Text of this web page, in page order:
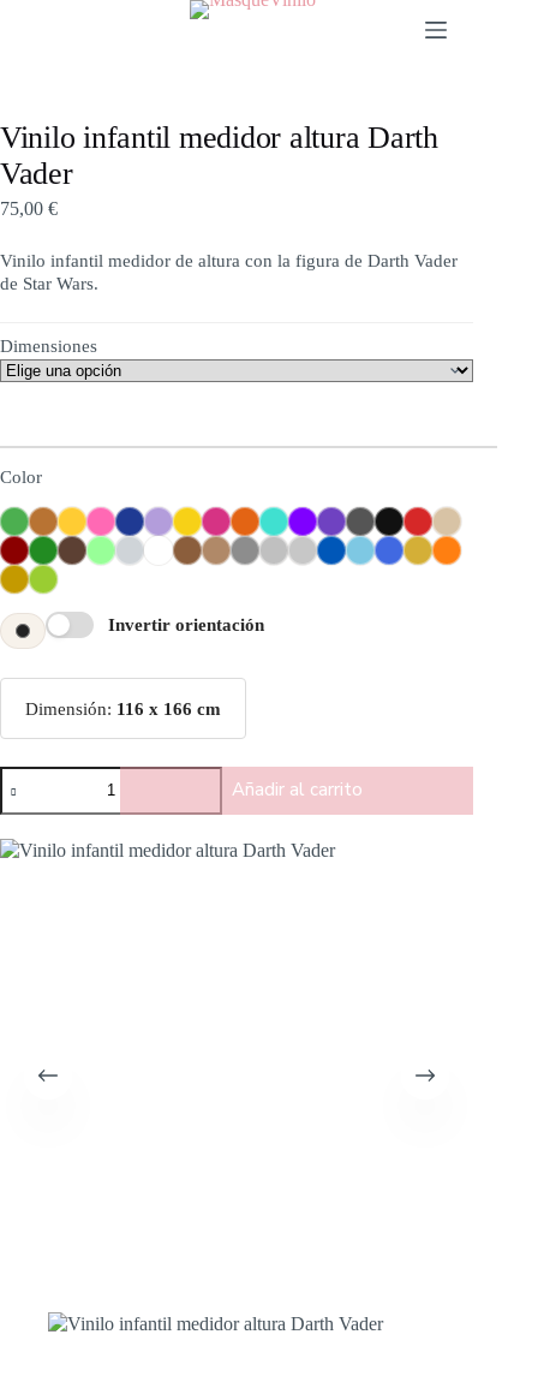
Vinilo infantil medidor altura Darth
Vader
75,00 €
Vinilo infantil medidor de altura con la figura de Darth Vader
de Star Wars.
Dimensiones
Color
Invertir orientación
Dimensión: 116 x 166 cm
Añadir al carrito